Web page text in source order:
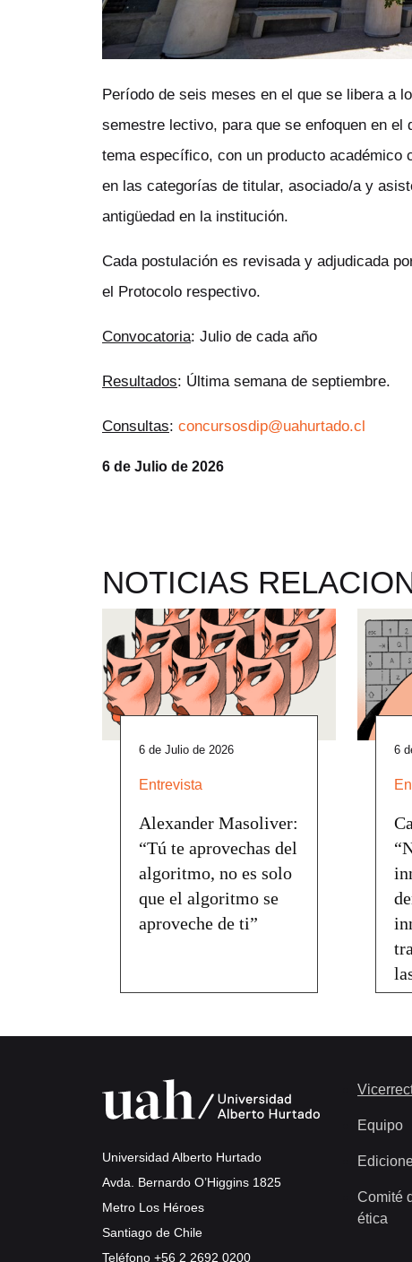
Período de seis meses en el que se libera a
semestre lectivo, para que se enfoquen en
tema específico, con un producto académico
en las categorías de titular, asociado/a y
antigüedad en la institución.
Cada postulación es revisada y adjudicada
el Protocolo respectivo.
Convocatoria: Julio de cada año
Resultados: Última semana de septiembre.
Consultas: concursosdip@uahurtado.cl
6 de Julio de 2026
NOTICIAS
6 de Julio de 2026
Entrevista
Alexander Masoliver:
“Tú te aprovechas del
algoritmo, no es solo
que el algoritmo se
aproveche de ti”
6
Universidad Alberto Hurtado
Avda. Bernardo O’Higgins 1825
Metro Los Héroes
Santiago de Chile
Teléfono +56 2 2692 0200
Equipo
Comité
ética